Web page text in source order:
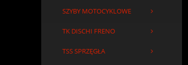
SZYBY MOTOCYKLOWE
TK DISCHI FRENO
TSS SPRZĘGŁA